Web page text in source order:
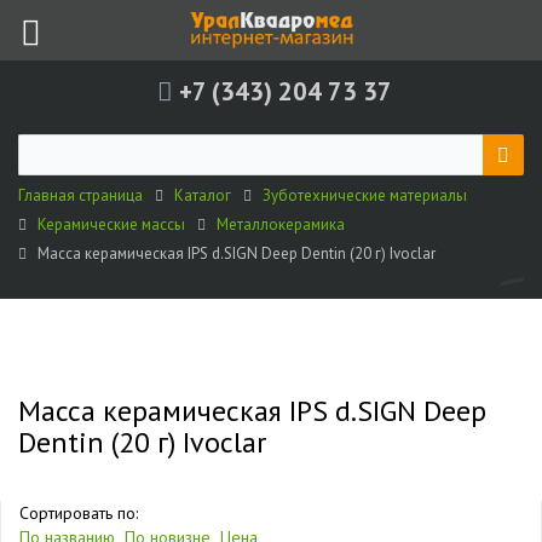
+7 (343) 204 73 37
Главная страница Каталог
Зуботехнические материалы
Керамические массы
Металлокерамика
Масса керамическая IPS d.SIGN Deep Dentin (20 г) Ivoclar
Масса керамическая IPS d.SIGN Deep
Dentin (20 г) Ivoclar
Сортировать по:
По названию По новизне Цена